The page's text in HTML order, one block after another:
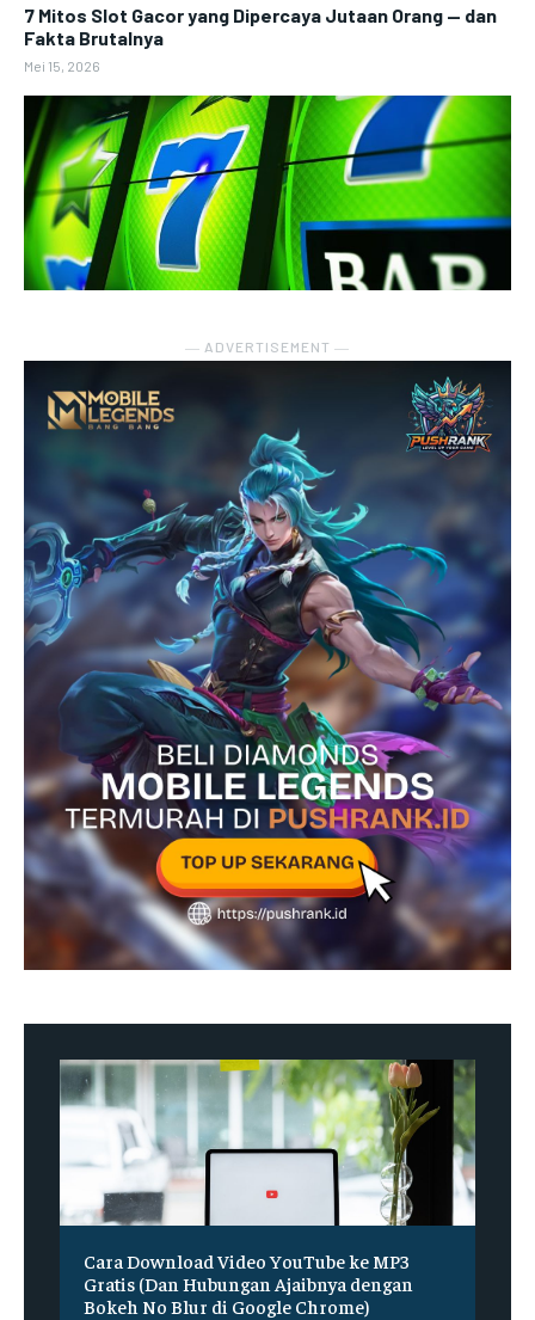
7 Mitos Slot Gacor yang Dipercaya Jutaan Orang — dan
Fakta Brutalnya
Mei 15, 2026
― ADVERTISEMENT ―
Cara Download Video YouTube ke MP3
Gratis (Dan Hubungan Ajaibnya dengan
Bokeh No Blur di Google Chrome)